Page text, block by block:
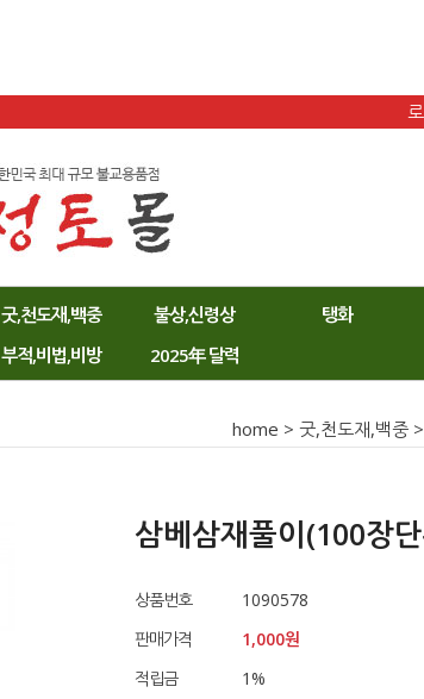
굿,천도재,백중 불상,신령상 탱화
부적,비법,비방 2025年 달력
home > 굿,천도재,백중 >
삼베삼재풀이(100장
상품번호
1090578
판매가격
1,000원
적립금
1%